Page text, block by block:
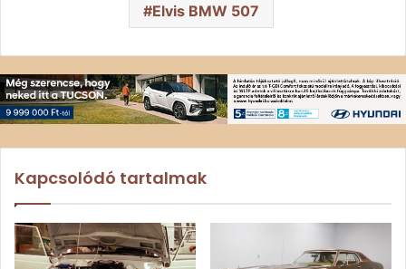
Elvis BMW 507
Kapcsolódó tartalmak